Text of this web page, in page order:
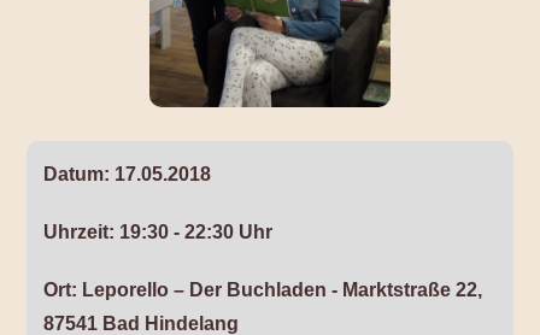
Datum: 17.05.2018
Uhrzeit: 19:30 - 22:30 Uhr
Ort: Leporello – Der Buchladen - Marktstraße 22,
87541 Bad Hindelang